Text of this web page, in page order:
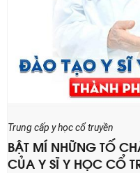
Trung cấp y học cổ truyền
BẬT MÍ NHỮNG TỐ
CỦA Y SĨ Y HỌC CỔ